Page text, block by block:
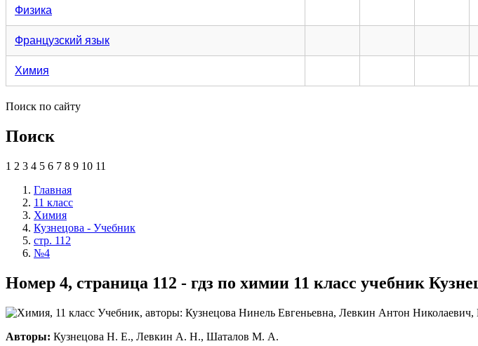
Физика
Французский язык
Химия
Поиск по сайту
Поиск
1 2 3 4 5 6 7 8 9 10 11
Главная
11 класс
Химия
Кузнецова - Учебник
стр. 112
№4
Номер 4, страница 112 - гдз по химии 11 класс учебник
Авторы: Кузнецова Н. Е., Левкин А. Н., Шаталов М. А.